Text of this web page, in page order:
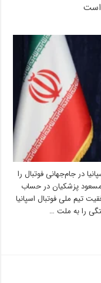
است
در جام‌جهانی فوتبال را
نقل از ایسنا، مسعود پزشکیان در حساب
تیم ملی فوتبال اسپانیا
را به ملت …